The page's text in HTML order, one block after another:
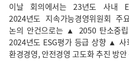
이날 회의에서는 23년도 사내
2024년도 지속가능경영위원회 주
논의 안건으로는 ▲ 2050 탄소중
2024년도 ESG평가 등급 상향 ▲
환경경영, 안전경영 고도화 추진 방